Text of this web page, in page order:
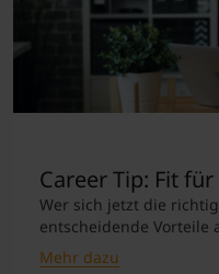
Career Tip: Fit
Wer sich jetzt die
entscheidende Vorteile
Mehr dazu